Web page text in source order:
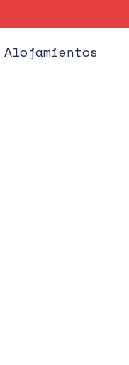
Alojamientos